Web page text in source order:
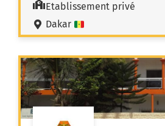
Etablissement privé
Dakar